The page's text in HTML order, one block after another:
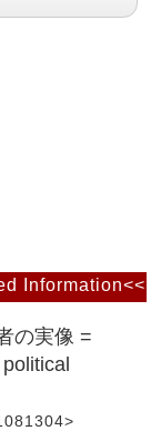
の実像 =
Information<<